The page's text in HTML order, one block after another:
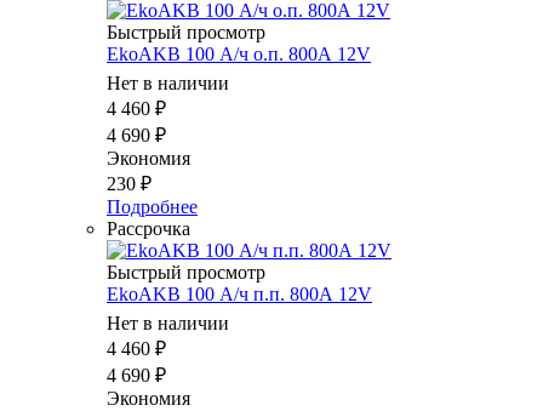
Быстрый просмотр
EkoAKB 100 А/ч о.п. 800А 12V
Нет в наличии
4 460 ₽
4 690 ₽
Экономия
230 ₽
Подробнее
Рассрочка
Быстрый просмотр
EkoAKB 100 А/ч п.п. 800А 12V
Нет в наличии
4 460 ₽
4 690 ₽
Экономия